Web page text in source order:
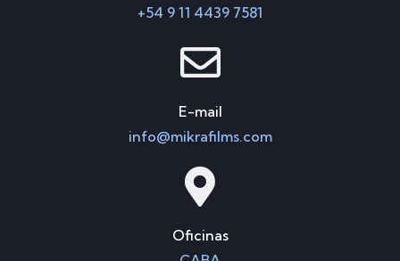
+54 9 11 4439 7581
E-mail
info@mikrafilms.com
Oficinas